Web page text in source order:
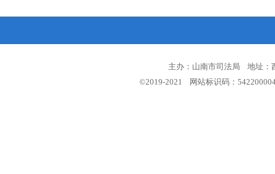
主办：山南市司法局 地址：
©2019-2021 网站标识码：